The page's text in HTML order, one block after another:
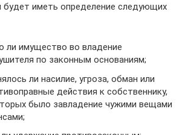
будет иметь определение следующих
ли имущество во владение
по законным основаниям;
ли насилие, угроза, обман или
действия к собственнику,
было завладение чужими вещами